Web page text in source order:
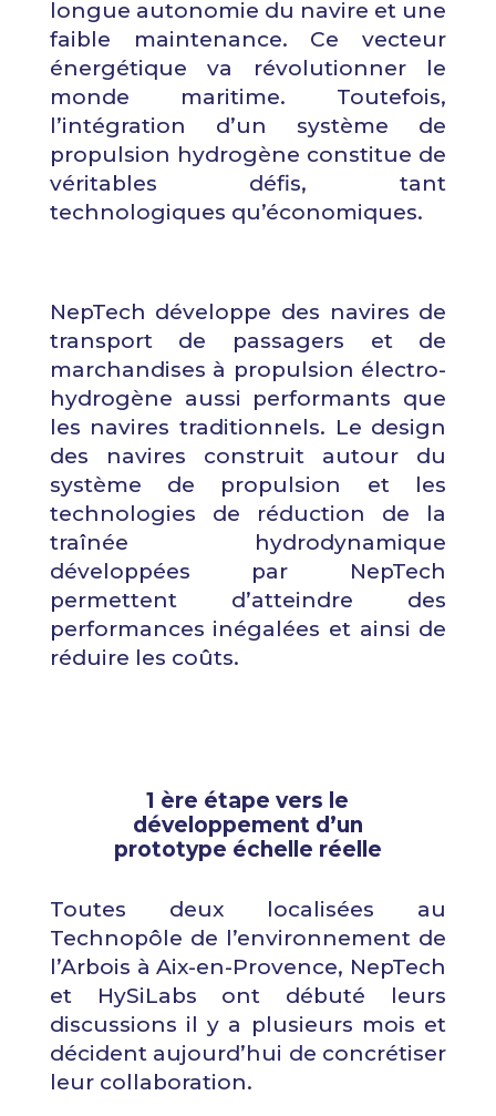
longue autonomie du navire et une
faible maintenance. Ce vecteur
énergétique va révolutionner le
monde maritime. Toutefois,
l’intégration d’un système de
propulsion hydrogène constitue de
véritables défis, tant
technologiques qu’économiques.
NepTech développe des navires de
transport de passagers et de
marchandises à propulsion électro-
hydrogène aussi performants que
les navires traditionnels. Le design
des navires construit autour du
système de propulsion et les
technologies de réduction de la
traînée hydrodynamique
développées par NepTech
permettent d’atteindre des
performances inégalées et ainsi de
réduire les coûts.
1 ère étape vers le
développement d’un
prototype échelle réelle
Toutes deux localisées au
Technopôle de l’environnement de
l’Arbois à Aix-en-Provence, NepTech
et HySiLabs ont débuté leurs
discussions il y a plusieurs mois et
décident aujourd’hui de concrétiser
leur collaboration.